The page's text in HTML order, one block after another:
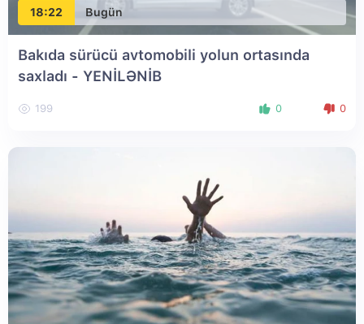
18:22 Bugün
Bakıda sürücü avtomobili yolun ortasında
saxladı - YENİLƏNİB
199 0 0